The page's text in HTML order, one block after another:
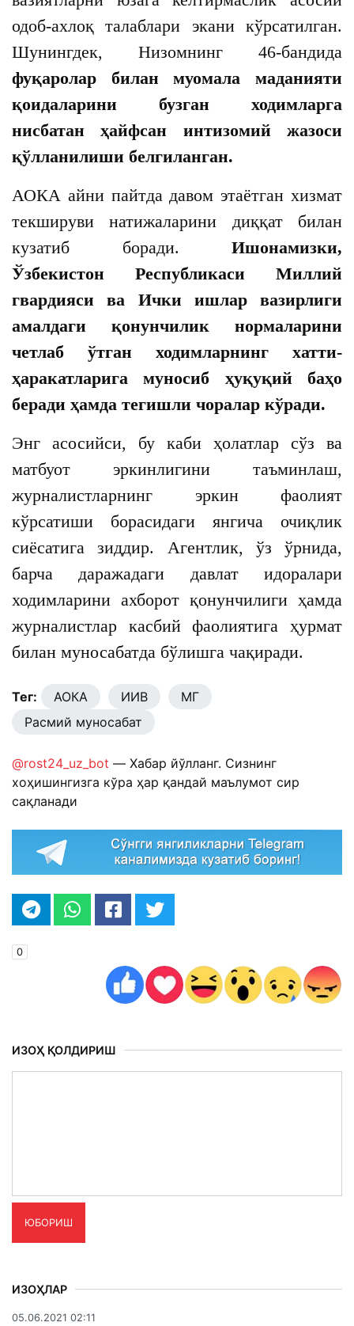
одоб-ахлоқ талаблари экани кўрсатилган.
Шунингдек, Низомнинг 46-бандида
фуқаролар билан муомала маданияти
қоидаларини бузган ходимларга
нисбатан ҳайфсан интизомий жазоси
қўлланилиши белгиланган.
АОКА айни пайтда давом этаётган хизмат
текшируви натижаларини диққат билан
кузатиб боради. Ишонамизки,
Ўзбекистон Республикаси Миллий
гвардияси ва Ички ишлар вазирлиги
амалдаги қонунчилик нормаларини
четлаб ўтган ходимларнинг хатти-
ҳаракатларига муносиб ҳуқуқий баҳо
беради ҳамда тегишли чоралар кўради.
Энг асосийси, бу каби ҳолатлар сўз ва
матбуот эркинлигини таъминлаш,
журналистларнинг эркин фаолият
кўрсатиши борасидаги янгича очиқлик
сиёсатига зиддир. Агентлик, ўз ўрнида,
барча даражадаги давлат идоралари
ходимларини ахборот қонунчилиги ҳамда
журналистлар касбий фаолиятига ҳурмат
билан муносабатда бўлишга чақиради.
Тег: АОКА ИИВ
МГ
Расмий муносабат
@rost24_uz_bot — Хабар йўлланг. Сизнинг
хоҳишингизга кўра ҳар қандай маълумот сир
сақланади
0
ИЗОҲ ҚОЛДИРИШ
ЮБОРИШ
ИЗОҲЛАР
05.06.2021 02:11